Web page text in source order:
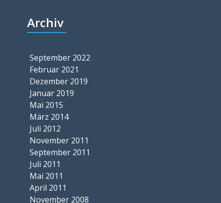
Archiv
September 2022
Februar 2021
Dezember 2019
Januar 2019
Mai 2015
März 2014
Juli 2012
November 2011
September 2011
Juli 2011
Mai 2011
April 2011
November 2008